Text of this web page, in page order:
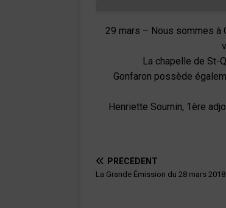
29 mars – Nous sommes à
La chapelle de St-
Gonfaron possède
Henriette Sournin, 1ère
PRÉCÉDENT
La Grande Émission du 28 mars 2018